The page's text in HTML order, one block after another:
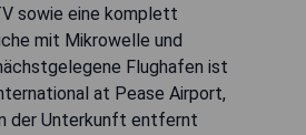
sowie eine komplett
mit Mikrowelle und
Flughafen ist
at Pease Airport,
der Unterkunft entfernt